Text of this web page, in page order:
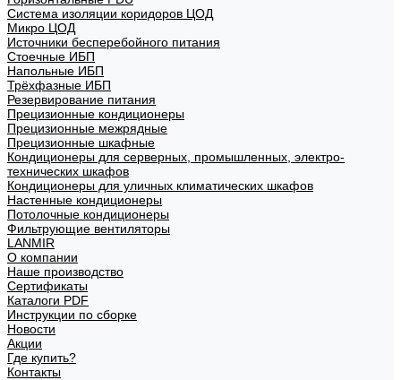
Система изоляции коридоров ЦОД
Микро ЦОД
Источники бесперебойного питания
Стоечные ИБП
Напольные ИБП
Трёхфазные ИБП
Резервирование питания
Прецизионные кондиционеры
Прецизионные межрядные
Прецизионные шкафные
Кондиционеры для серверных, промышленных, электро-
технических шкафов
Кондиционеры для уличных климатических шкафов
Настенные кондиционеры
Потолочные кондиционеры
Фильтрующие вентиляторы
LANMIR
О компании
Наше производство
Сертификаты
Каталоги PDF
Инструкции по сборке
Новости
Акции
Где купить?
Контакты